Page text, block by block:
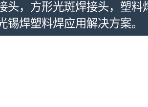
头，方形光斑焊接头，塑料
锡焊塑料焊应用解决方案。